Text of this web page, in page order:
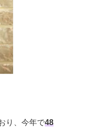
り、今年で48